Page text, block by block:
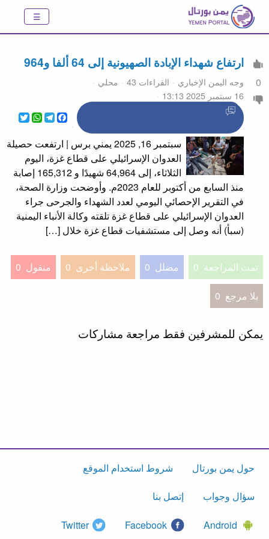
0
ارتفاع شهداء الإبادة الصهيونية إلى 64 ألفا و964
وجه اليمن الإخباري القراءات 43
محلي
16 سبتمبر 2025 13:13
Twitter
WhatsApp
Telegram
Facebook
سبتمبر 16, 2025 يمني برس | ارتفعت حصيلة
العدوان الإسرائيلي على قطاع غزة، اليوم
الثلاثاء، إلى 64,964 شهيدًا و 165,312 إصابة
منذ السابع من أكتوبر للعام 2023م. وأوضحت وزارة الصحة،
في التقرير الإحصائي اليومي لعدد الشهداء والجرحى جراء
العدوان الإسرائيلي على قطاع غزة تلقته وكالة الأنباء اليمنية
(سبأ) أنه وصل إلى مستشفيات قطاع غزة خلال […]
تمت المراجعة 0 مضلل 0 ملاحظة أخرى 0 منقول 0
بلا مرجع 0
يمكن للمشرفين فقط مراجعة مشاركات
حول يمن بورتال شروط استخدام الموقع
سؤال وجواب إتصل بنا
Android
Facebook
Twitter